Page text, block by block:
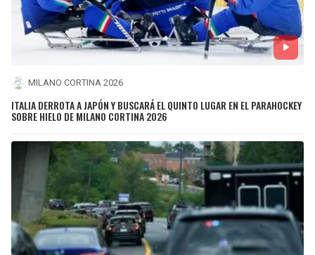
MILANO CORTINA 2026
ITALIA DERROTA A JAPÓN Y BUSCARÁ EL QUINTO LUGAR EN EL PARAHOCKEY
SOBRE HIELO DE MILANO CORTINA 2026